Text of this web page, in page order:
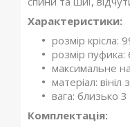
Характеристики:
розмір крісла:
розмір пуфика:
максимальне
матеріал:
вага: близько 3
Комплектація: